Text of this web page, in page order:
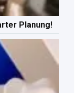
Planung!